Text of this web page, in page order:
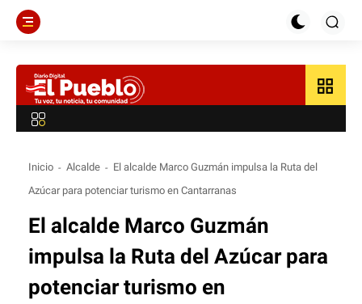
grid_view
Inicio Alcalde
El alcalde Marco Guzmán impulsa la Ruta del
Azúcar para potenciar turismo en Cantarranas
El alcalde Marco Guzmán
impulsa la Ruta del Azúcar para
potenciar turismo en